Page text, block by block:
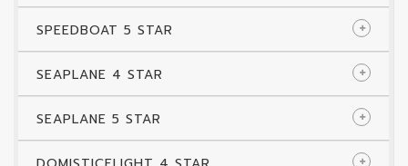
SPEEDBOAT 5 STAR
SEAPLANE 4 STAR
SEAPLANE 5 STAR